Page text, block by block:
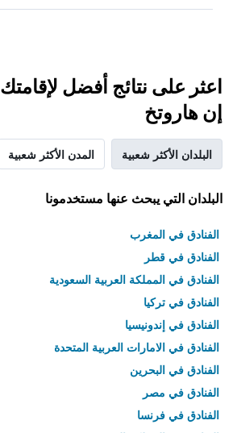
اعثر على نتائج أفضل
إن هاروتخ
البلدان الأكثر شعبية المدن الأكثر شعبية
البلدان التي يبحث عنها مستخدمونا
الفنادق في المغرب
الفنادق في قطر
الفنادق في المملكة العربية السعودية
الفنادق في تركيا
الفنادق في إندونيسيا
الفنادق في الامارات العربية المتحدة
الفنادق في البحرين
الفنادق في مصر
الفنادق في فرنسا